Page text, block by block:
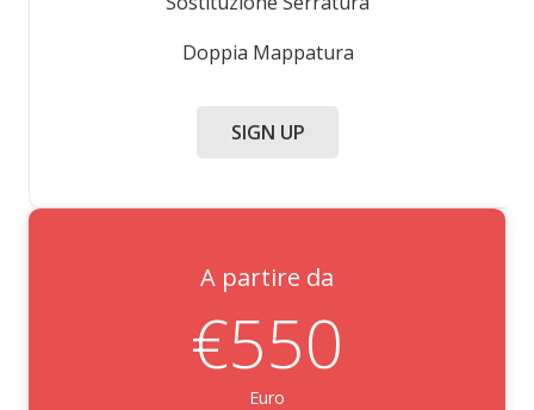
Doppia Mappatura
SIGN UP
A partire da
€550
Euro